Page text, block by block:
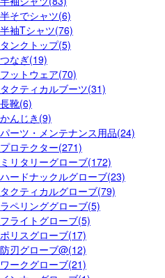
半そでシャツ(6)
半袖Tシャツ(76)
タンクトップ(5)
つなぎ(19)
フットウェア(70)
タクティカルブーツ(31)
長靴(6)
かんじき(9)
パーツ・メンテナンス用品(24)
プロテクター(271)
ミリタリーグローブ(172)
ハードナックルグローブ(23)
タクティカルグローブ(79)
ラペリンググローブ(5)
フライトグローブ(5)
ポリスグローブ(17)
防刃グローブ@(12)
ワークグローブ(21)